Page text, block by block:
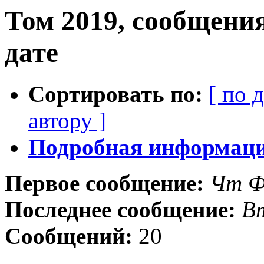
Том 2019,
дате
Сортировать по: [ по
автору ]
Подробная
Первое сообщение: Чт
Последнее сообщение:
Сообщений: 20